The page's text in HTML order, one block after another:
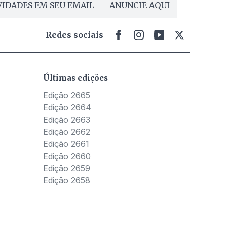
EM SEU EMAIL ANUNCIE AQUI
Redes sociais
Últimas edições
Edição 2665
Edição 2664
Edição 2663
Edição 2662
Edição 2661
Edição 2660
Edição 2659
Edição 2658